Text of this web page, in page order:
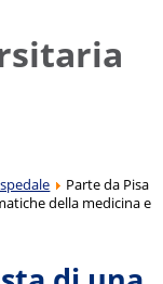
Parte da Pisa
della medicina e